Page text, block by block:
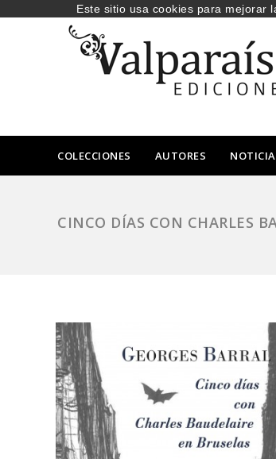
COLECCIONES AUTORES
CINCO DÍAS CON CHARLES
Este sitio usa cookies para mejorar